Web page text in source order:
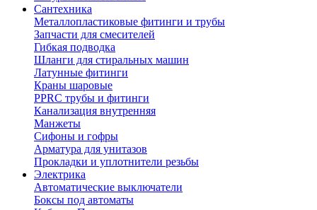
Сантехника
Металлопластиковые фитинги и трубы
Запчасти для смесителей
Гибкая подводка
Шланги для стиральных машин
Латунные фитинги
Краны шаровые
PPRC трубы и фитинги
Канализация внутренняя
Манжеты
Сифоны и гофры
Арматура для унитазов
Прокладки и уплотнители резьбы
Электрика
Автоматические выключатели
Боксы под автоматы